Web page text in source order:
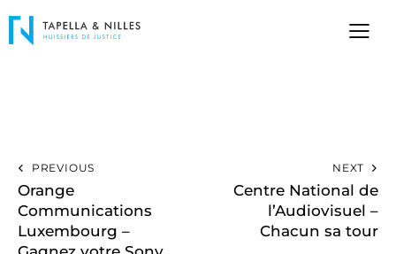
PREVIOUS
Orange
Communications
Luxembourg –
NEXT
Centre National de
l’Audiovisuel –
Chacun sa tour